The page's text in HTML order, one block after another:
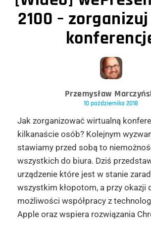
2100 –
Przemysław
10 października 2018
Jak zorganizować wirtualną
kilkanaście osób? Kolejnym
stawiamy przed sobą to
wszystkich do biura. Dziś
urządzenie które jest w stanie
wszystkim kłopotom, a przy okazji
możliwości współpracy z
Apple oraz wspiera rozwiązania